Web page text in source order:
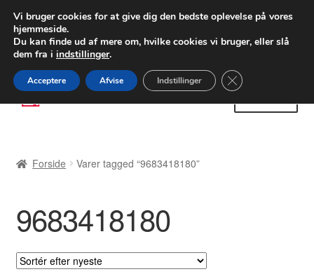
LEVERING fra 55 kr.
FEDEX verdensomspændende forsendelse
80 82 72 02
Spring
til
Spring
til
Betalinger
Kasse
Klage
Forside Varer tagged “9683418180”
9683418180
Vi bruger cookies for at give dig den bedste oplevelse på vores
hjemmeside.
Du kan finde ud af mere om, hvilke cookies vi bruger, eller slå
dem fra i indstillinger.
Acceptere Afvise Indstillinger Close GDPR